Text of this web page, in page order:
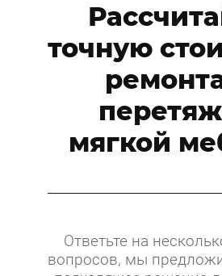
точную
мягкой
Ответьте на
вопросов, мы